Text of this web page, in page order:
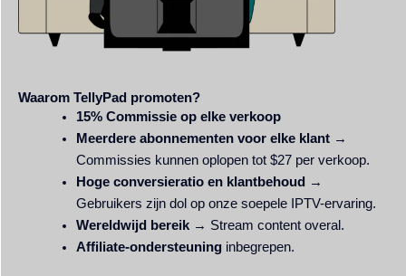
Waarom TellyPad promoten?
15% Commissie op elke verkoop
Meerdere abonnementen voor elke klant→
Commissies kunnen oplopen tot $27 per verkoop.
Hoge conversieratio en klantbehoud
→
Gebruikers zijn dol op onze soepele IPTV-ervaring.
Wereldwijd bereik→ Stream content overal.
Affiliate-ondersteuninginbegrepen.